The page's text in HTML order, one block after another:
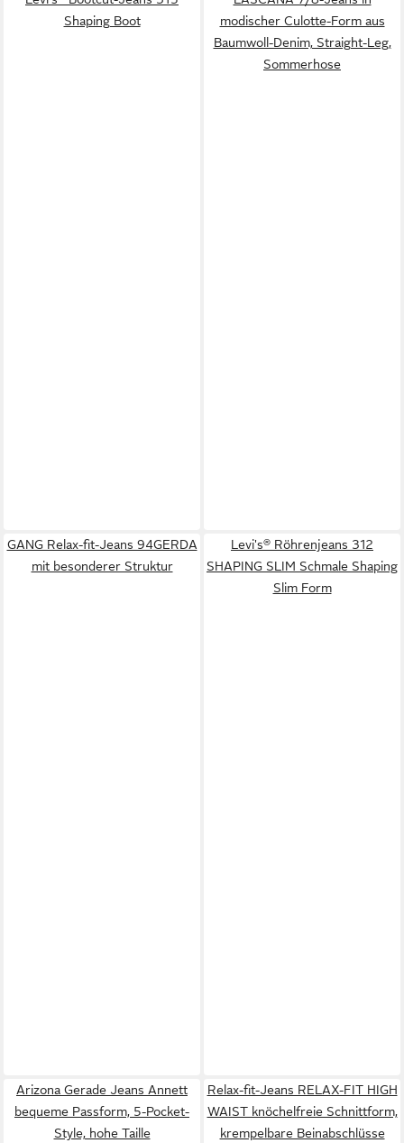
Shaping Boot
modischer Culotte-Form aus
Baumwoll-Denim, Straight-Leg,
Sommerhose
GANG Relax-fit-Jeans 94GERDA
mit besonderer Struktur
Levi's® Röhrenjeans 312
SHAPING SLIM Schmale Shaping
Slim Form
Arizona Gerade Jeans Annett
bequeme Passform, 5-Pocket-
Style, hohe Taille
Relax-fit-Jeans RELAX-FIT HIGH
WAIST knöchelfreie Schnittform,
krempelbare Beinabschlüsse